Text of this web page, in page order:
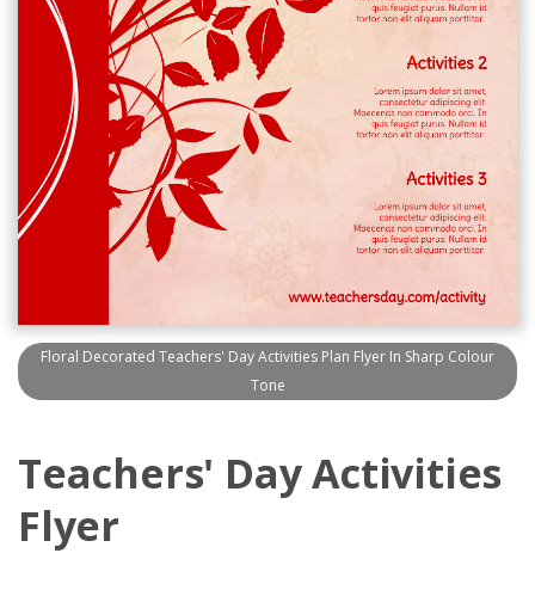
Floral Decorated Teachers' Day Activities Plan Flyer In Sharp Colour
Tone
Teachers' Day Activities
Flyer